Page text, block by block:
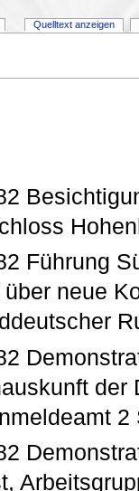
Führung
neue
der
2
Quelltext anzeigen